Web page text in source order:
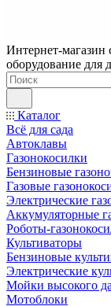
Интернет-магазин
оборудование для
Каталог
Всё для сада
Автоклавы
Газонокосилки
Бензиновые
Газовые
Электрические
Аккумуляторные
Роботы-
Культиваторы
Бензиновые
Электрические
Мойки высокого
Мотоблоки